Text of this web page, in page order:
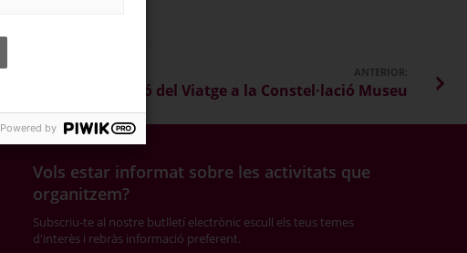
ANTERIOR:
8a edició del Viatge a la Constel·lació Museu
Vols estar informat sobre les activitats que
organitzem?
Subscriu-te al nostre butlletí electrònic escull els teus temes
d'interès i rebràs informació preferent.
Powered by